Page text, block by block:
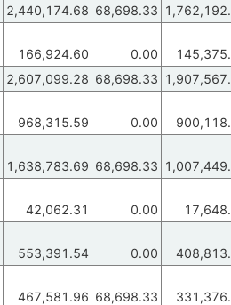
2,440,174.68 68,698.33
166,924.60 0.00
2,607,099.28 68,698.33
968,315.59 0.00
1,638,783.69 68,698.33
42,062.31 0.00
553,391.54 0.00
467,581.96 68,698.33